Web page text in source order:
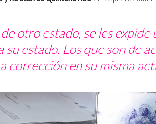
otro estado, se les expide
su estado. Los que son de
corrección en su misma